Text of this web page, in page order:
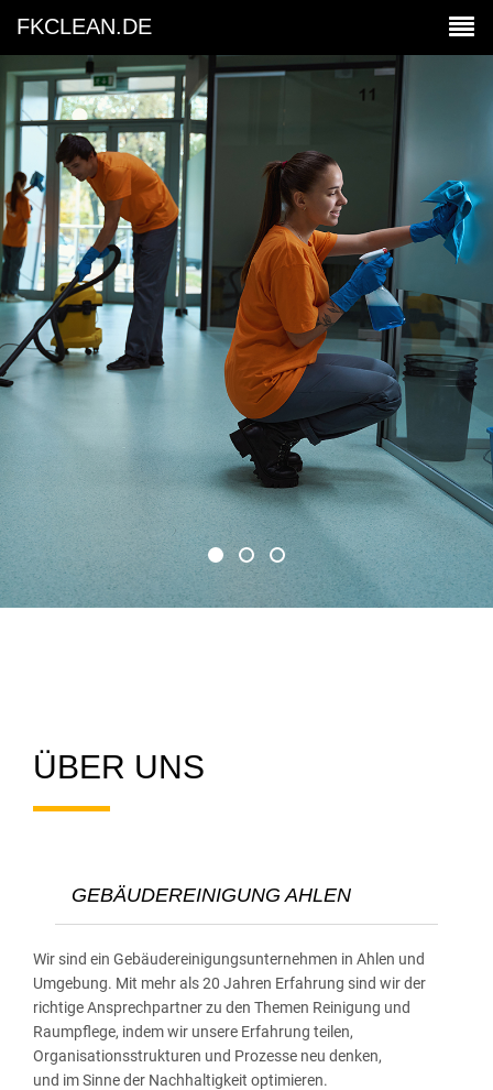
FKCLEAN.DE
ÜBER UNS
GEBÄUDEREINIGUNG AHLEN
Wir sind ein Gebäudereinigungsunternehmen in Ahlen und
Umgebung. Mit mehr als 20 Jahren Erfahrung sind wir der
richtige Ansprechpartner zu den Themen Reinigung und
Raumpflege, indem wir unsere Erfahrung teilen,
Organisationsstrukturen und Prozesse neu denken,
und im Sinne der Nachhaltigkeit optimieren.